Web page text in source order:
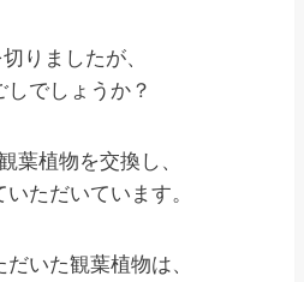
りましたが、
でしょうか？
葉植物を交換し、
ただいています。
いた観葉植物は、